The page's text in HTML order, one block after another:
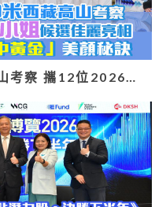
考察 攜12位2026…